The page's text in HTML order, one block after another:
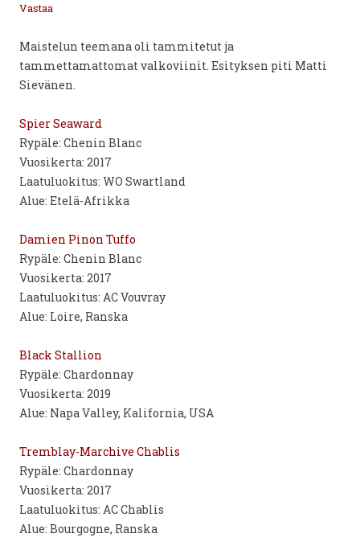
Vastaa
Maistelun teemana oli tammitetut ja
tammettamattomat valkoviinit. Esityksen piti Matti
Sievänen.
Spier Seaward
Rypäle: Chenin Blanc
Vuosikerta: 2017
Laatuluokitus: WO Swartland
Alue: Etelä-Afrikka
Damien Pinon Tuffo
Rypäle: Chenin Blanc
Vuosikerta: 2017
Laatuluokitus: AC Vouvray
Alue: Loire, Ranska
Black Stallion
Rypäle: Chardonnay
Vuosikerta: 2019
Alue: Napa Valley, Kalifornia, USA
Tremblay-Marchive Chablis
Rypäle: Chardonnay
Vuosikerta: 2017
Laatuluokitus: AC Chablis
Alue: Bourgogne, Ranska